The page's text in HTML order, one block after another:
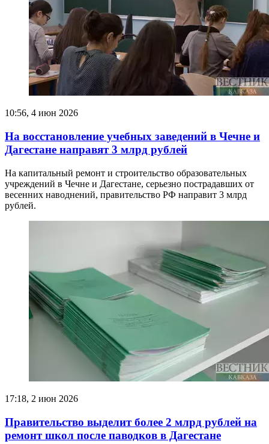
10:56, 4 июн 2026
На восстановление учебных заведений в Чечне и
Дагестане направят 3 млрд рублей
На капитальный ремонт и строительство образовательных
учреждений в Чечне и Дагестане, серьезно пострадавших от
весенних наводнений, правительство РФ направит 3 млрд
рублей.
17:18, 2 июн 2026
Правительство выделит более 2 млрд рублей на
ремонт школ после паводков в Дагестане